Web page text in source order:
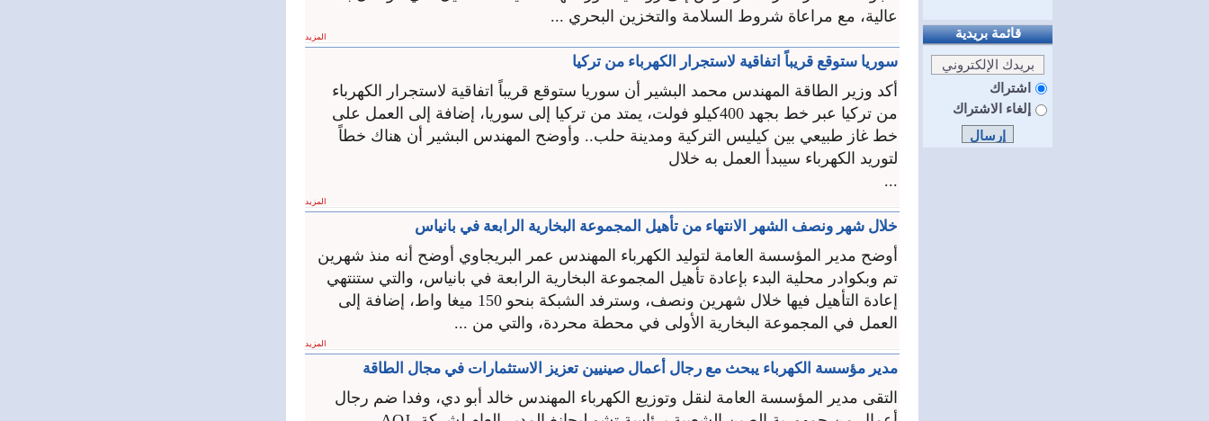
عالية، مع مراعاة شروط السلامة والتخزين البحري ...
المزيد
سوريا ستوقع قريباً اتفاقية لاستجرار الكهرباء من تركيا
أكد وزير الطاقة المهندس محمد البشير أن سوريا ستوقع قريباً اتفاقية لاستجرار الكهرباء
من تركيا عبر خط بجهد 400كيلو فولت، يمتد من تركيا إلى سوريا، إضافة إلى العمل على
خط غاز طبيعي بين كيليس التركية ومدينة حلب.. وأوضح المهندس البشير أن هناك خطاً
لتوريد الكهرباء سيبدأ العمل به خلال
...
المزيد
خلال شهر ونصف الشهر الانتهاء من تأهيل المجموعة البخارية الرابعة في بانياس
أوضح مدير المؤسسة العامة لتوليد الكهرباء المهندس عمر البريجاوي أوضح أنه منذ شهرين
تم وبكوادر محلية البدء بإعادة تأهيل المجموعة البخارية الرابعة في بانياس، والتي ستنتهي
إعادة التأهيل فيها خلال شهرين ونصف، وسترفد الشبكة بنحو 150 ميغا واط، إضافة إلى
العمل في المجموعة البخارية الأولى في محطة محردة، والتي من ...
المزيد
مدير مؤسسة الكهرباء يبحث مع رجال أعمال صينيين تعزيز الاستثمارات في ‏مجال الطاقة
التقى مدير المؤسسة العامة لنقل وتوزيع الكهرباء المهندس خالد أبو دي، وفدا ‏ضم رجال
قائمة بريدية
اشتراك
إلغاء الاشتراك